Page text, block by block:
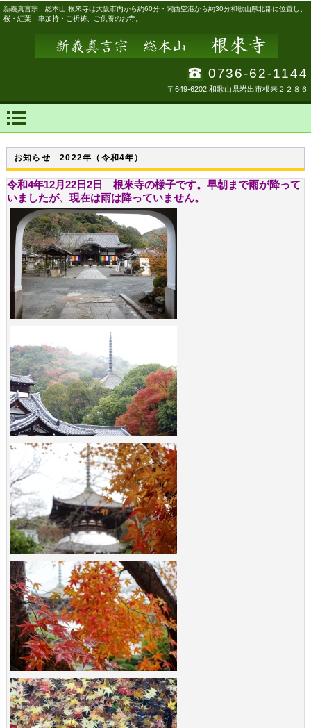
新義真言宗 総本山 根來寺は大阪市内から約60分・関西空港から約30分和歌山県北部に位置し、
桜・紅葉 車加持・ご祈祷、ご供養のお寺。
0736-62-1144
〒649-6202 和歌山県岩出市根来２２８６
お知らせ 2022年（令和4年）
令和4年12月22日2日 根來寺の様子です。早朝まで雨が降って
いましたが、現在は雨は降っていません。